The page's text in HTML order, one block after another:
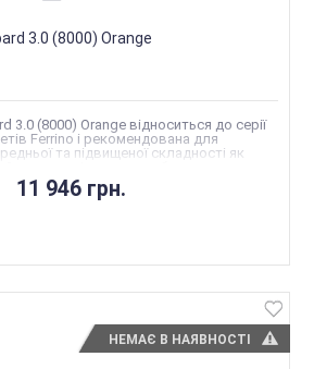
3.0 (8000) Orange
3.0 (8000) Orange відноситься до серії
Ferrino і рекомендована для
та підвищеної складності як
11 946 грн.
НЕМАЄ В НАЯВНОСТІ